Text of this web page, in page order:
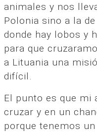
animales y nos
Polonia sino a la
donde hay lobos y
para que
a Lituania una
difícil.
El punto es que mi
cruzar y en un
porque tenemos